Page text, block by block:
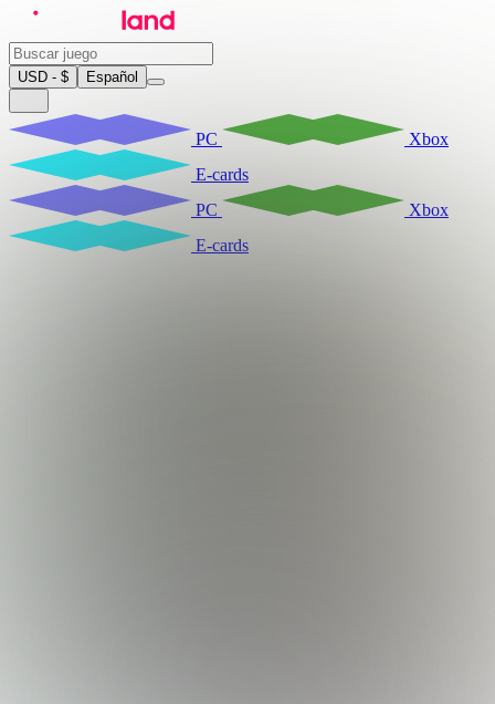
USD - $ Español
PC
Xbox
E-cards
PC
Xbox
E-cards